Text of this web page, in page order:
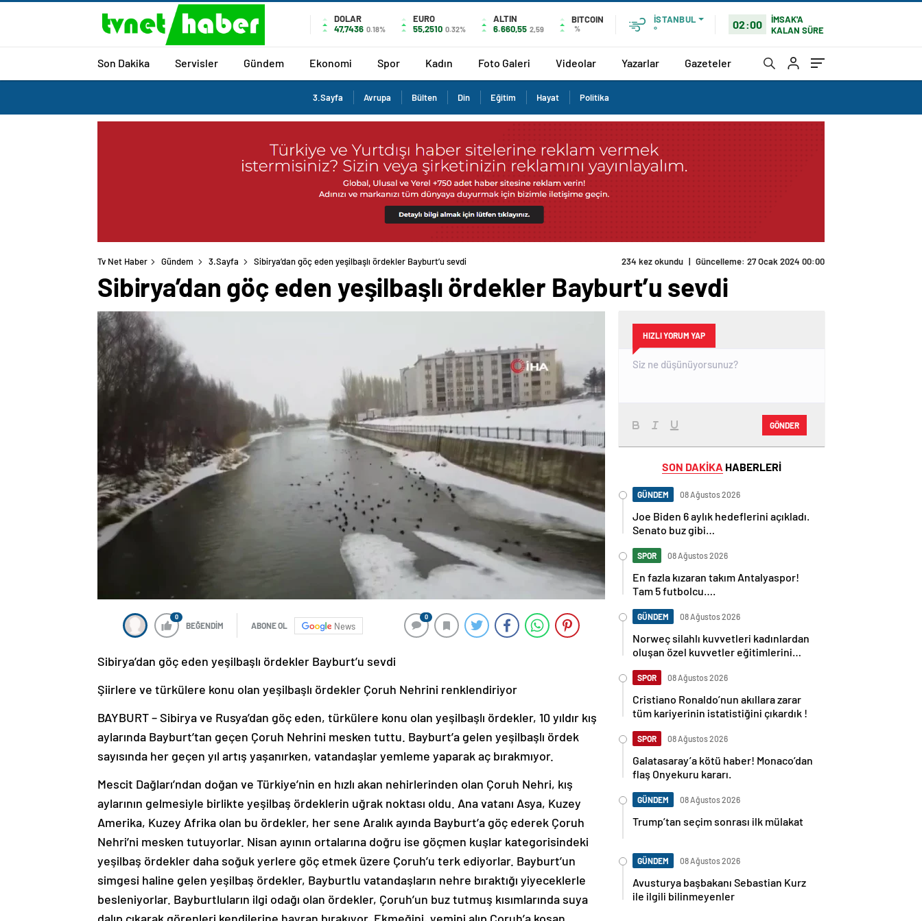
DOLAR
47,7436 0.18%
EURO
55,2510 0.32%
ALTIN
6.660,55 2,59
BITCOIN
%
İSTANBUL
°
02:00
İMSAK'A
KALAN SÜRE
Son Dakika Servisler Gündem Ekonomi Spor Kadın Foto Galeri Videolar Yazarlar Gazeteler
3.Sayfa Avrupa Bülten Din Eğitim Hayat Politika
Tv Net Haber Gündem 3.Sayfa Sibirya’dan göç eden yeşilbaşlı ördekler Bayburt’u sevdi 234 kez okundu | Güncelleme: 27 Ocak 2024 00:00
Sibirya’dan göç eden yeşilbaşlı ördekler Bayburt’u sevdi
0
BEĞENDİM ABONE OL News
0
Sibirya’dan göç eden yeşilbaşlı ördekler Bayburt’u sevdi
Şiirlere ve türkülere konu olan yeşilbaşlı ördekler Çoruh Nehrini renklendiriyor
BAYBURT – Sibirya ve Rusya’dan göç eden, türkülere konu olan yeşilbaşlı ördekler, 10 yıldır kış
aylarında Bayburt’tan geçen Çoruh Nehrini mesken tuttu. Bayburt’a gelen yeşilbaşlı ördek
sayısında her geçen yıl artış yaşanırken, vatandaşlar yemleme yaparak aç bırakmıyor.
Mescit Dağları’ndan doğan ve Türkiye’nin en hızlı akan nehirlerinden olan Çoruh Nehri, kış
aylarının gelmesiyle birlikte yeşilbaş ördeklerin uğrak noktası oldu. Ana vatanı Asya, Kuzey
Amerika, Kuzey Afrika olan bu ördekler, her sene Aralık ayında Bayburt’a göç ederek Çoruh
Nehri’ni mesken tutuyorlar. Nisan ayının ortalarına doğru ise göçmen kuşlar kategorisindeki
yeşilbaş ördekler daha soğuk yerlere göç etmek üzere Çoruh’u terk ediyorlar. Bayburt’un
simgesi haline gelen yeşilbaş ördekler, Bayburtlu vatandaşların nehre bıraktığı yiyeceklerle
besleniyorlar. Bayburtluların ilgi odağı olan ördekler, Çoruh’un buz tutmuş kısımlarında suya
HIZLI YORUM YAP
GÖNDER
SON DAKİKA HABERLERİ
GÜNDEM 08 Ağustos 2026
Joe Biden 6 aylık hedeflerini açıkladı.
Senato buz gibi…
SPOR 08 Ağustos 2026
En fazla kızaran takım Antalyaspor!
Tam 5 futbolcu….
GÜNDEM 08 Ağustos 2026
Norweç silahlı kuvvetleri kadınlardan
oluşan özel kuvvetler eğitimlerini
SPOR 08 Ağustos 2026
Cristiano Ronaldo’nun akıllara zarar
tüm kariyerinin istatistiğini çıkardık !
SPOR 08 Ağustos 2026
Galatasaray’a kötü haber! Monaco’dan
flaş Onyekuru kararı.
GÜNDEM 08 Ağustos 2026
Trump’tan seçim sonrası ilk mülakat
GÜNDEM 08 Ağustos 2026
Avusturya başbakanı Sebastian Kurz
ile ilgili bilinmeyenler